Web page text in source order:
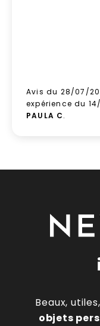
Avis du 28/07/
expérience du
PAULA C.
Beaux,
objets